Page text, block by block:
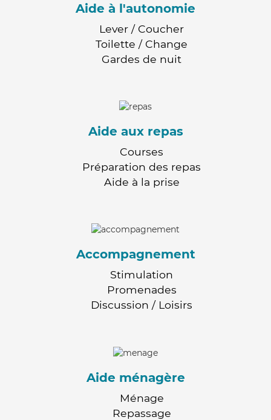
Aide à l'autonomie
Lever / Coucher
Toilette / Change
Gardes de nuit
Aide aux repas
Courses
Préparation des repas
Aide à la prise
Accompagnement
Stimulation
Promenades
Discussion / Loisirs
Aide ménagère
Ménage
Repassage